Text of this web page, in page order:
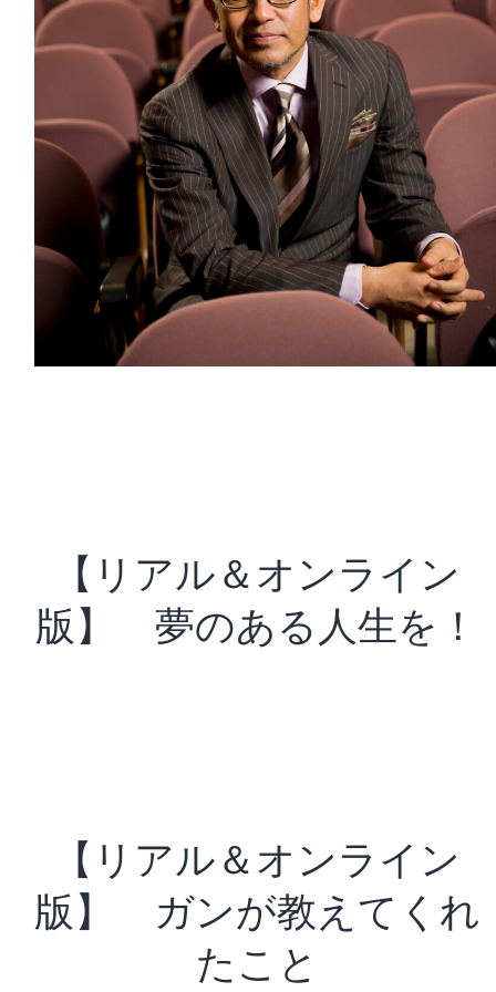
【リアル＆オンライン
版】 夢のある人生を！
【リアル＆オンライン
版】 ガンが教えてくれ
たこと